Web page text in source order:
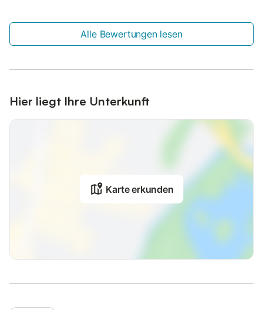
Alle Bewertungen lesen
Hier liegt Ihre Unterkunft
Karte erkunden